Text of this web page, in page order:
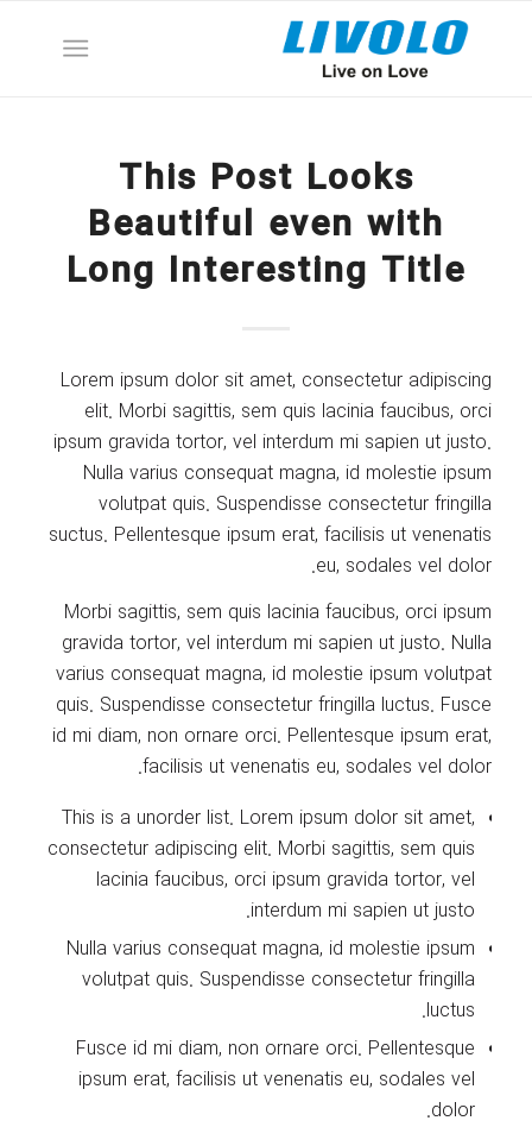
This Post Looks
Beautiful even with
Long Interesting Title
Lorem ipsum dolor sit amet, consectetur adipiscing
elit. Morbi sagittis, sem quis lacinia faucibus, orci
ipsum gravida tortor, vel interdum mi sapien ut justo.
Nulla varius consequat magna, id molestie ipsum
volutpat quis. Suspendisse consectetur fringilla
suctus. Pellentesque ipsum erat, facilisis ut venenatis
eu, sodales vel dolor.
Morbi sagittis, sem quis lacinia faucibus, orci ipsum
gravida tortor, vel interdum mi sapien ut justo. Nulla
varius consequat magna, id molestie ipsum volutpat
quis. Suspendisse consectetur fringilla luctus. Fusce
id mi diam, non ornare orci. Pellentesque ipsum erat,
facilisis ut venenatis eu, sodales vel dolor.
This is a unorder list. Lorem ipsum dolor sit amet,
consectetur adipiscing elit. Morbi sagittis, sem quis
lacinia faucibus, orci ipsum gravida tortor, vel
interdum mi sapien ut justo.
Nulla varius consequat magna, id molestie ipsum
volutpat quis. Suspendisse consectetur fringilla
luctus.
Fusce id mi diam, non ornare orci. Pellentesque
ipsum erat, facilisis ut venenatis eu, sodales vel
dolor.